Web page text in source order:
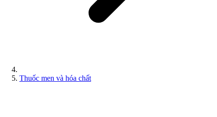
Thuốc men và hóa chất